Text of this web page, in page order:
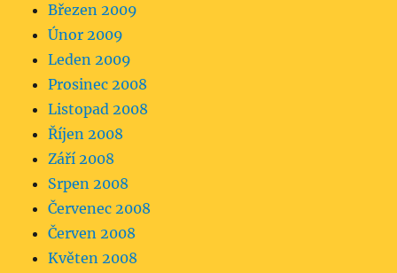
Březen 2009
Únor 2009
Leden 2009
Prosinec 2008
Listopad 2008
Říjen 2008
Září 2008
Srpen 2008
Červenec 2008
Červen 2008
Květen 2008